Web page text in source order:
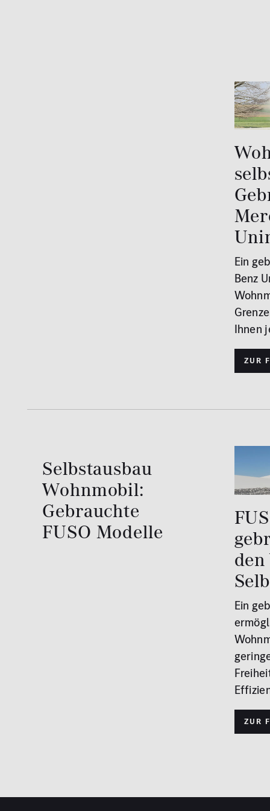
Ein
Benz
Ihnen
Zur
Selbstausbau
Wohnmobil:
Gebrauchte
FUSO Modelle
Ein
Zur